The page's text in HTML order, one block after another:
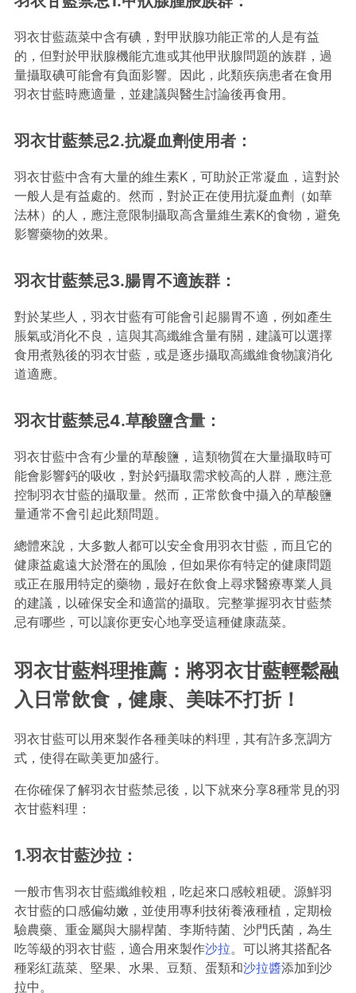
羽衣甘藍蔬菜中含有碘，對甲狀腺功能正常的人是有益
的，但對於甲狀腺機能亢進或其他甲狀腺問題的族群，過
量攝取碘可能會有負面影響。因此，此類疾病患者在食用
羽衣甘藍時應適量，並建議與醫生討論後再食用。
羽衣甘藍禁忌2.抗凝血劑使用者：
羽衣甘藍中含有大量的維生素K，可助於正常凝血，這對於
一般人是有益處的。然而，對於正在使用抗凝血劑（如華
法林）的人，應注意限制攝取高含量維生素K的食物，避免
影響藥物的效果。
羽衣甘藍禁忌3.腸胃不適族群：
對於某些人，羽衣甘藍有可能會引起腸胃不適，例如產生
脹氣或消化不良，這與其高纖維含量有關，建議可以選擇
食用煮熟後的羽衣甘藍，或是逐步攝取高纖維食物讓消化
道適應。
羽衣甘藍禁忌4.草酸鹽含量：
羽衣甘藍中含有少量的草酸鹽，這類物質在大量攝取時可
能會影響鈣的吸收，對於鈣攝取需求較高的人群，應注意
控制羽衣甘藍的攝取量。然而，正常飲食中攝入的草酸鹽
量通常不會引起此類問題。
總體來說，大多數人都可以安全食用羽衣甘藍，而且它的
健康益處遠大於潛在的風險，但如果你有特定的健康問題
或正在服用特定的藥物，最好在飲食上尋求醫療專業人員
的建議，以確保安全和適當的攝取。完整掌握羽衣甘藍禁
忌有哪些，可以讓你更安心地享受這種健康蔬菜。
羽衣甘藍料理推薦：將羽衣甘藍輕鬆融
入日常飲食，健康、美味不打折！
羽衣甘藍可以用來製作各種美味的料理，其有許多烹調方
式，使得在歐美更加盛行。
在你確保了解羽衣甘藍禁忌後，以下就來分享8種常見的羽
衣甘藍料理：
1.羽衣甘藍沙拉：
一般市售羽衣甘藍纖維較粗，吃起來口感較粗硬。源鮮羽
衣甘藍的口感偏幼嫩，並使用專利技術養液種植，定期檢
驗農藥、重金屬與大腸桿菌、李斯特菌、沙門氏菌，為生
吃等級的羽衣甘藍，適合用來製作沙拉。可以將其搭配各
種彩紅蔬菜、堅果、水果、豆類、蛋類和沙拉醬添加到沙
拉中。